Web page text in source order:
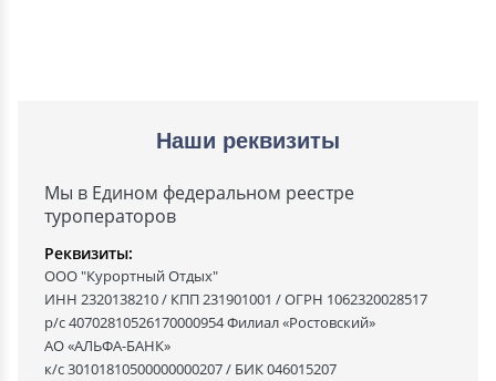
Наши реквизиты
Мы в Едином федеральном реестре
туроператоров
Реквизиты:
ООО "Курортный Отдых"
ИНН 2320138210 / КПП 231901001 / ОГРН 1062320028517
р/с 40702810526170000954 Филиал «Ростовский»
АО «АЛЬФА-БАНК»
к/с 30101810500000000207 / БИК 046015207